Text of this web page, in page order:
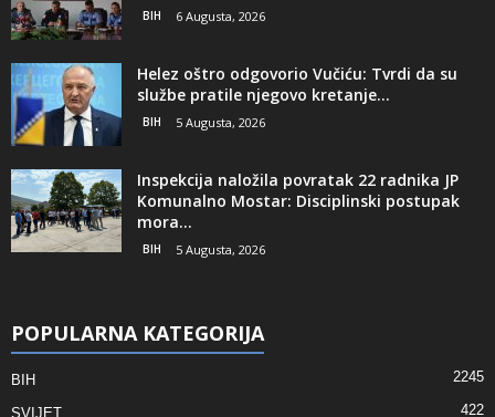
BIH 6 Augusta, 2026
Helez oštro odgovorio Vučiću: Tvrdi da su
službe pratile njegovo kretanje...
BIH 5 Augusta, 2026
Inspekcija naložila povratak 22 radnika JP
Komunalno Mostar: Disciplinski postupak
mora...
BIH 5 Augusta, 2026
POPULARNA KATEGORIJA
BIH 2245
SVIJET 422